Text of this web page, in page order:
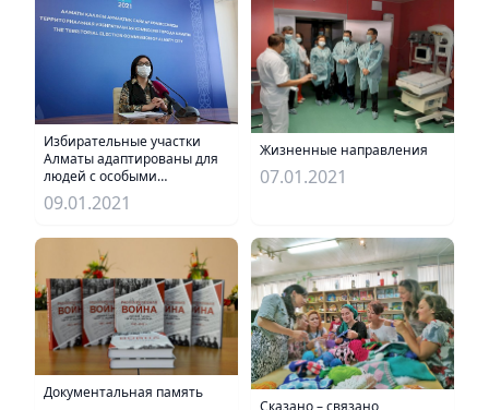
Избирательные участки
Алматы адаптированы для
людей с особыми
потребностями
09.01.2021
Жизненные направления
07.01.2021
Документальная память